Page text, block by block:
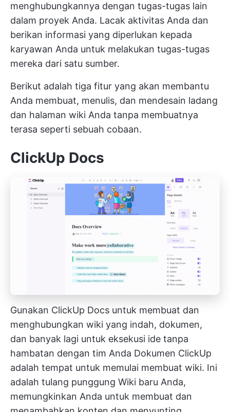
menghubungkannya dengan tugas-tugas lain
dalam proyek Anda. Lacak aktivitas Anda dan
berikan informasi yang diperlukan kepada
karyawan Anda untuk melakukan tugas-tugas
mereka dari satu sumber.
Berikut adalah tiga fitur yang akan membantu
Anda membuat, menulis, dan mendesain ladang
dan halaman wiki Anda tanpa membuatnya
terasa seperti sebuah cobaan.
ClickUp Docs
Gunakan ClickUp Docs untuk membuat dan
menghubungkan wiki yang indah, dokumen,
dan banyak lagi untuk eksekusi ide tanpa
hambatan dengan tim Anda Dokumen ClickUp
adalah tempat untuk memulai membuat wiki. Ini
adalah tulang punggung Wiki baru Anda,
memungkinkan Anda untuk membuat dan